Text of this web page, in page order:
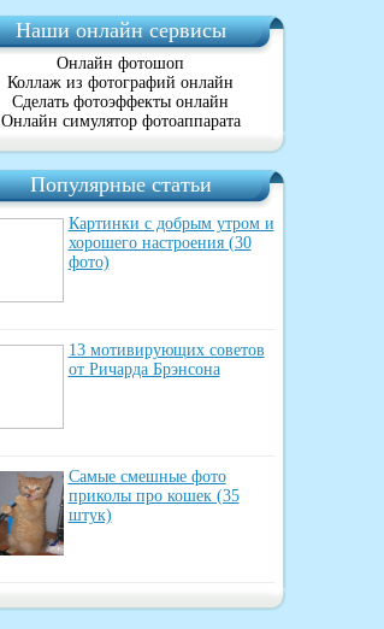
Наши онлайн сервисы
Онлайн фотошоп
Коллаж из фотографий онлайн
Сделать фотоэффекты онлайн
Онлайн симулятор фотоаппарата
Популярные статьи
Картинки с добрым утром и
хорошего настроения (30
фото)
13 мотивирующих советов
от Ричарда Брэнсона
Самые смешные фото
приколы про кошек (35
штук)